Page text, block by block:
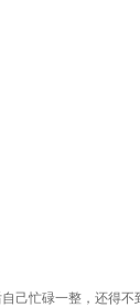
己忙碌一整，还得不